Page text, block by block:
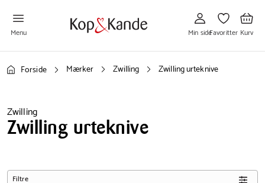
Menu
til
Min
side
Min side
til
Favoritter
Favoritter
til
Kurv
Kurv
Forside Mærker Zwilling Zwilling urteknive
Zwilling
Zwilling urteknive
Filtre